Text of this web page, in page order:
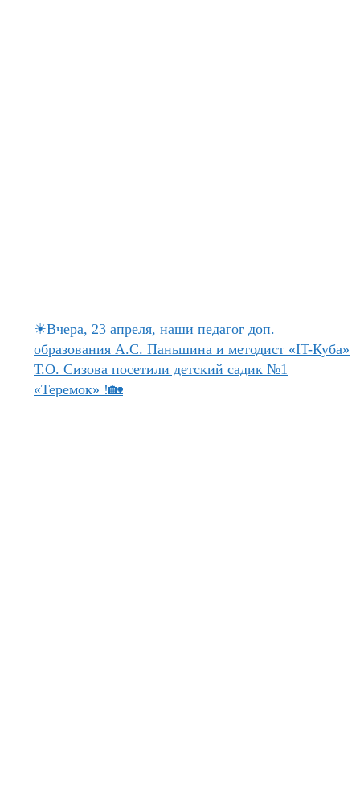
☀Вчера, 23 апреля, наши педагог доп.
образования А.С. Паньшина и методист «IT-Куба»
Т.О. Сизова посетили детский садик №1
«Теремок» !🏡